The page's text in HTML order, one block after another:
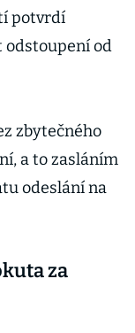
potvrdí
odstoupení od
zbytečného
a to zasláním
odeslání na
za